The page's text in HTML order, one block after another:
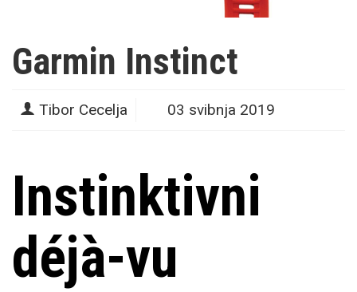
Garmin Instinct
Tibor Cecelja 03 svibnja 2019
Instinktivni
déjà-vu